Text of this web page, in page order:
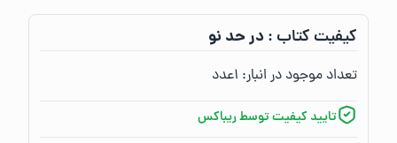
کیفیت کتاب :‌در حد نو
تعداد موجود در انبار:‌ ۱عدد
تایید کیفیت توسط ریباکس